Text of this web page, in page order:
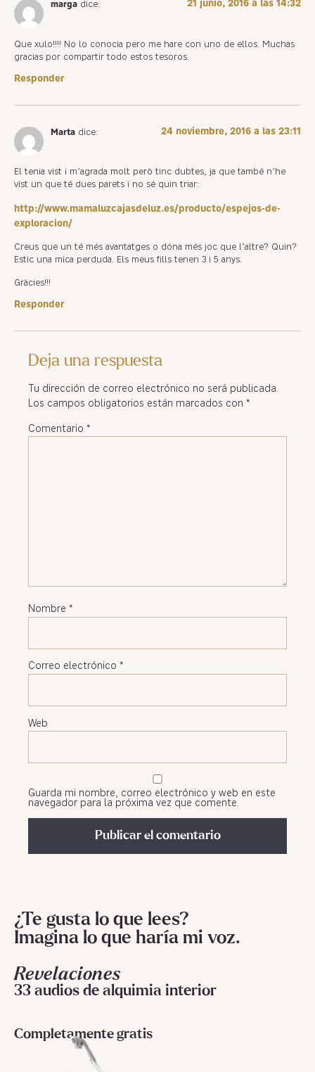
marga dice: 21 junio, 2016 a las 14:32
Que xulo!!!! No lo conocia pero me hare con uno de ellos. Muchas
gracias por compartir todo estos tesoros.
Responder
Marta dice: 24 noviembre, 2016 a las 23:11
El tenia vist i m’agrada molt però tinc dubtes, ja que també n’he
vist un que té dues parets i no sé quin triar:
http://www.mamaluzcajasdeluz.es/producto/espejos-de-
exploracion/
Creus que un té més avantatges o dóna més joc que l’altre? Quin?
Estic una mica perduda. Els meus fills tenen 3 i 5 anys.
Gràcies!!!
Responder
Deja una respuesta
Tu dirección de correo electrónico no será publicada.
Los campos obligatorios están marcados con *
Comentario *
Nombre *
Correo electrónico *
Web
Guarda mi nombre, correo electrónico y web en este
navegador para la próxima vez que comente.
¿Te gusta lo que lees?
Imagina lo que haría mi voz.
Revelaciones
33 audios de alquimia interior
Completamente gratis